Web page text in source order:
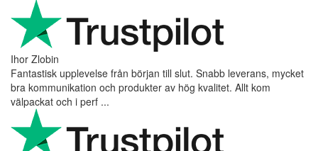
Ihor Zlobin
Fantastisk upplevelse från början till slut. Snabb leverans, mycket
bra kommunikation och produkter av hög kvalitet. Allt kom
välpackat och i perf ...